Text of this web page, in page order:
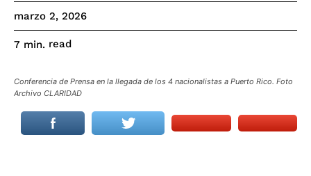
marzo 2, 2026
7 min. read
Conferencia de Prensa en la llegada de los 4 nacionalistas a Puerto Rico. Foto
Archivo CLARIDAD